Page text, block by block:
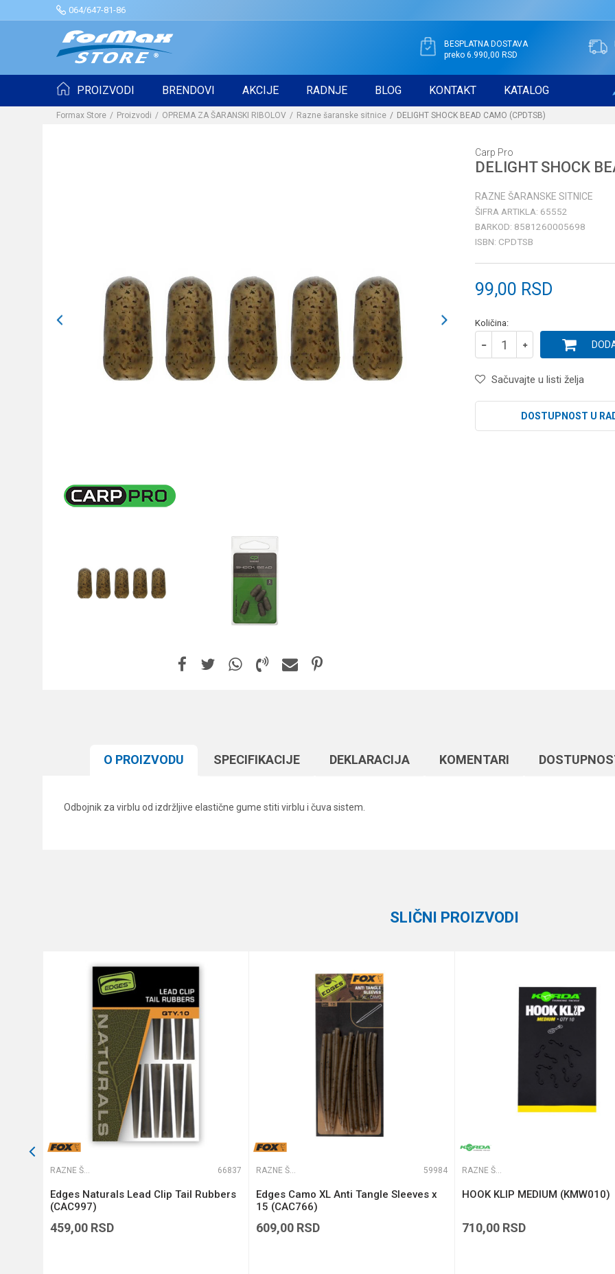
064/647-81-86
BESPLATNA DOSTAVA
preko 6.990,00 RSD
PROIZVODI BRENDOVI AKCIJE RADNJE BLOG KONTAKT KATALOG
Formax Store Proizvodi OPREMA ZA ŠARANSKI RIBOLOV Razne šaranske sitnice DELIGHT SHOCK BEAD CAMO (CPDTSB)
Carp Pro
DELIGHT SHOCK
RAZNE ŠARANSKE SITNICE
ŠIFRA ARTIKLA: 65552
BARKOD: 8581260005698
ISBN: CPDTSB
99,00 RSD
Količina:
Sačuvajte u listi želja
DOSTUPNOST U
O PROIZVODU SPECIFIKACIJЕ DEKLARACIJA KOMENTARI
Odbojnik za virblu od izdržljive elastične gume stiti virblu i čuva sistem.
Anti-spam zaštita - izračunajte koliko je 2 + 3 :
SLIČNI PROIZVODI
RAZNE ŠARANSKE SITNICE 66837
Edges Naturals Lead Clip Tail Rubbers
(CAC997)
459,00 RSD
RAZNE ŠARANSKE SITNICE 59984
Edges Camo XL Anti Tangle Sleeves x
15 (CAC766)
609,00 RSD
RAZNE ŠARANSKE SITNICE
HOOK KLIP MEDIUM (KMW010)
710,00 RSD